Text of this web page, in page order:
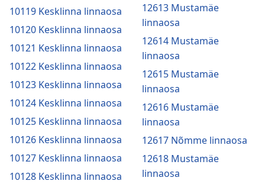
10119 Kesklinna linnaosa
10120 Kesklinna linnaosa
10121 Kesklinna linnaosa
10122 Kesklinna linnaosa
10123 Kesklinna linnaosa
10124 Kesklinna linnaosa
10125 Kesklinna linnaosa
10126 Kesklinna linnaosa
10127 Kesklinna linnaosa
10128 Kesklinna linnaosa
12613 Mustamäe
linnaosa
12614 Mustamäe
linnaosa
12615 Mustamäe
linnaosa
12616 Mustamäe
linnaosa
12617 Nõmme linnaosa
12618 Mustamäe
linnaosa